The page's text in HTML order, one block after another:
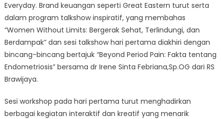
Everyday. Brand keuangan seperti Great Eastern turut serta
dalam program talkshow inspiratif, yang membahas
“Women Without Limits: Bergerak Sehat, Terlindungi, dan
Berdampak” dan sesi talkshow hari pertama diakhiri dengan
bincang-bincang bertajuk “Beyond Period Pain: Fakta tentang
Endometriosis” bersama dr Irene Sinta Febriana,Sp.OG dari RS
Brawijaya.
Sesi workshop pada hari pertama turut menghadirkan
berbagai kegiatan interaktif dan kreatif yang menarik